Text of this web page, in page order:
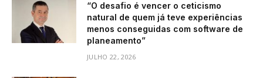
“O desafio é vencer o ceticismo
natural de quem já teve experiências
menos conseguidas com software de
planeamento”
JULHO 22, 2026